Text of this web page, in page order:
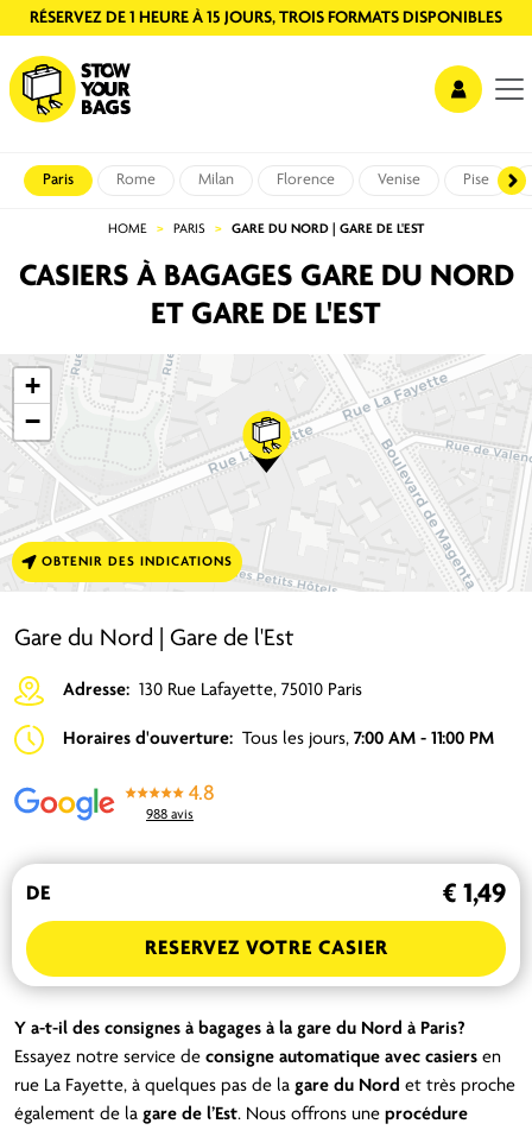
RÉSERVEZ EN LIGNE OU SUR PLACE
Paris Rome Milan Florence Venise Pise
HOME PARIS GARE DU NORD | GARE DE L'EST
CASIERS À BAGAGES GARE DU NORD
ET GARE DE L'EST
+
−
OBTENIR DES INDICATIONS
Gare du Nord | Gare de l'Est
Adresse: 130 Rue Lafayette, 75010 Paris
Horaires d'ouverture: Tous les jours, 7:00 AM - 11:00 PM
4.8
988 avis
DE € 1,49
RESERVEZ VOTRE CASIER
Y a-t-il des consignes à bagages à la gare du Nord à Paris?
Essayez notre service de consigne automatique avec casiers en
rue La Fayette, à quelques pas de la gare du Nord et très proche
également de la gare de l’Est. Nous offrons une procédure